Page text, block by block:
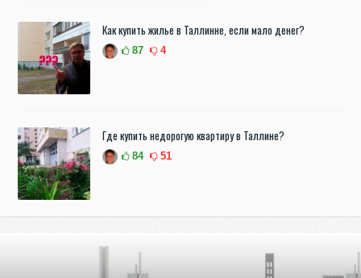
Как купить жилье в Таллинне, если мало денег?
87 4
Где купить недорогую квартиру в Таллине?
84 51